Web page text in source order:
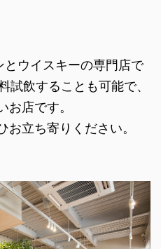
ウイスキーの専門店で
試飲することも可能で、
お店です。
お立ち寄りください。